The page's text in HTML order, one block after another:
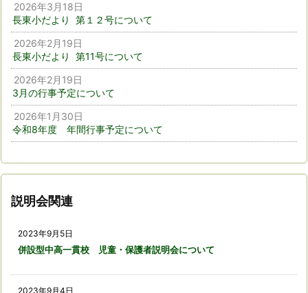
2026年3月18日
長東小だより 第１２号について
2026年2月19日
長東小だより 第11号について
2026年2月19日
3月の行事予定について
2026年1月30日
令和8年度 年間行事予定について
説明会関連
2023年9月5日
併設型中高一貫校 児童・保護者説明会について
2023年9月4日